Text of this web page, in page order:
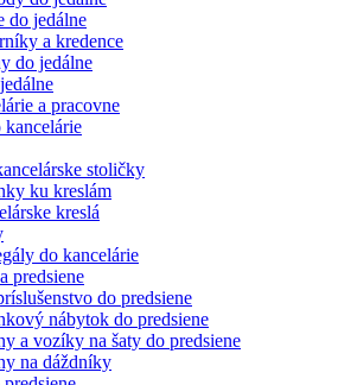
do jedálne
a kredence
do jedálne
a pracovne
stoličky
ku kreslám
kreslá
do kancelárie
predsiene
do predsiene
nábytok do predsiene
a vozíky na šaty do predsiene
na dáždníky